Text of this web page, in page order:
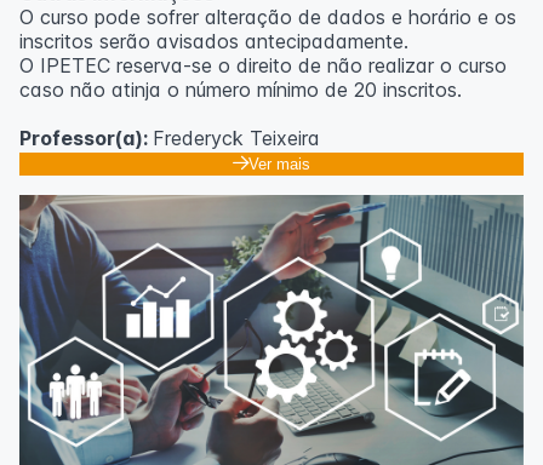
O curso pode sofrer alteração de dados e horário e os
inscritos serão avisados ​​antecipadamente.
O IPETEC reserva-se o direito de não realizar o curso
caso não atinja o número mínimo de 20 inscritos.
Professor(a): Frederyck Teixeira
Ver mais